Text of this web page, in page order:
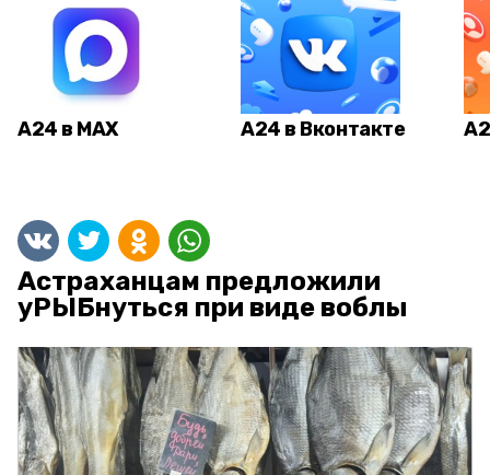
А24 в MAX А24 в Вконтакте
Астраханцам предложили
уРЫБнуться при виде воблы